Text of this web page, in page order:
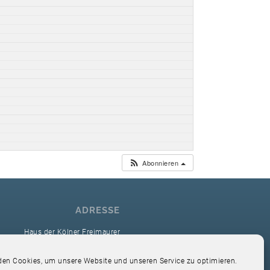
Cookies, um unsere Website und unseren Service zu optimieren.
Abonnieren
ADRESSE
Haus der Kölner Freimaurer
Hardefuststr. 9